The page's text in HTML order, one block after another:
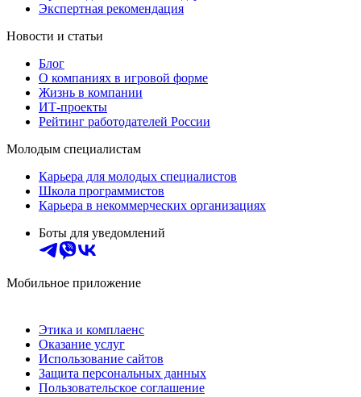
Экспертная рекомендация
Новости и статьи
Блог
О компаниях в игровой форме
Жизнь в компании
ИТ-проекты
Рейтинг работодателей России
Молодым специалистам
Карьера для молодых специалистов
Школа программистов
Карьера в некоммерческих организациях
Боты для уведомлений
Мобильное приложение
Этика и комплаенс
Оказание услуг
Использование сайтов
Защита персональных данных
Пользовательское соглашение